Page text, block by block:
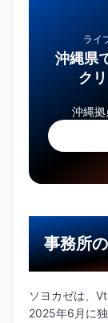
ライ
沖縄県
ク
沖縄
事務所
ソヨカゼは、
2025年6月に